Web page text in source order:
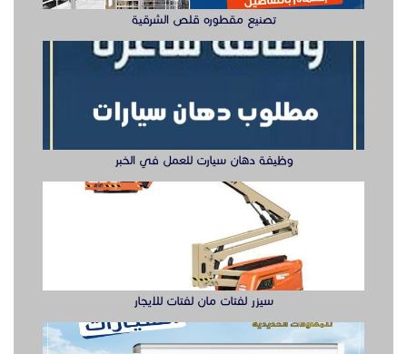
تصنيع مقطوره قلص الشرقية
وظيفة دهان سيارت للعمل في الخبر
سيزر لفتات مان لفتات للايجار